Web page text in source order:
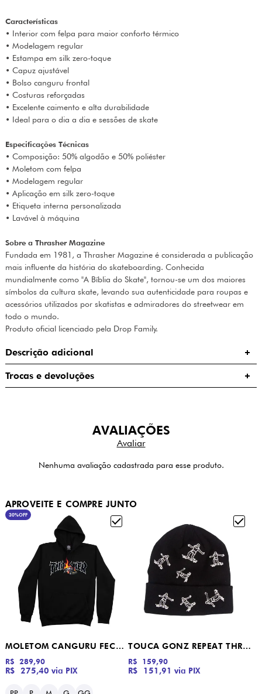
Características
• Interior com felpa para maior conforto térmico
• Modelagem regular
• Estampa em silk zero-toque
• Capuz ajustável
• Bolso canguru frontal
• Costuras reforçadas
• Excelente caimento e alta durabilidade
• Ideal para o dia a dia e sessões de skate
Especificações Técnicas
• Composição: 50% algodão e 50% poliéster
• Moletom com felpa
• Modelagem regular
• Aplicação em silk zero-toque
• Etiqueta interna personalizada
• Lavável à máquina
Sobre a Thrasher Magazine
Fundada em 1981, a Thrasher Magazine é considerada a publicação
mais influente da história do skateboarding. Conhecida
mundialmente como "A Bíblia do Skate", tornou-se um dos maiores
símbolos da cultura skate, levando sua autenticidade para roupas e
acessórios utilizados por skatistas e admiradores do streetwear em
todo o mundo.
Produto oficial licenciado pela Drop Family.
Descrição adicional
Trocas e devoluções
AVALIAÇÕES
Nenhuma avaliação cadastrada para esse produto.
APROVEITE E COMPRE JUNTO
30%OFF
MOLETOM CANGURU FECHADO COP CAR THRASHER PRETO
R$ 275,40 via PIX
R$ 289,90
TOUCA GONZ REPEAT THRASHER
R$ 151,91 via PIX
R$ 159,90